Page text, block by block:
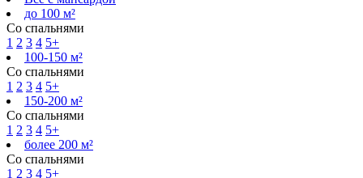
до 100 м²
Со спальнями
1 2 3 4 5+
100-150 м²
Со спальнями
1 2 3 4 5+
150-200 м²
Со спальнями
1 2 3 4 5+
более 200 м²
Со спальнями
1 2 3 4 5+